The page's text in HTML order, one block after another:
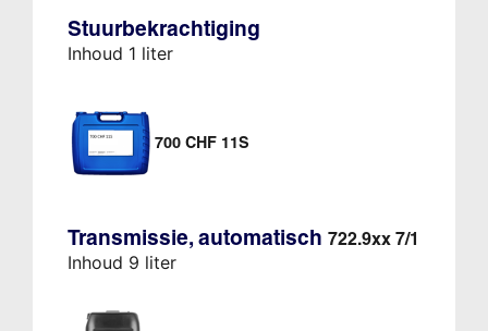
Stuurbekrachtiging
Inhoud 1 liter
700 CHF 11S
Transmissie, automatisch 722.9xx 7/1
Inhoud 9 liter